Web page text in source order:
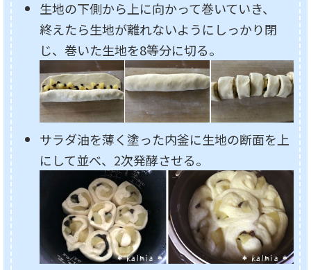
生地の下側から上に向かって巻いていき、
終えたら生地が離れないようにしっかり閉
じ、巻いた生地を8等分に切る。
サラダ油を薄く塗った内釜に生地の断面を上
にして並べ、2次発酵させる。